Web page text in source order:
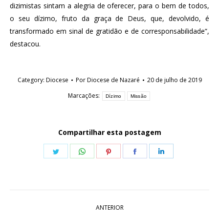
dizimistas sintam a alegria de oferecer, para o bem de todos,
o seu dízimo, fruto da graça de Deus, que, devolvido, é
transformado em sinal de gratidão e de corresponsabilidade”,
destacou.
Category: Diocese PorDiocese de Nazaré
20 de julho de 2019
Marcações:
Dízimo Missão
Compartilhar esta postagem
Share
Share
Share
Share
ANTERIOR